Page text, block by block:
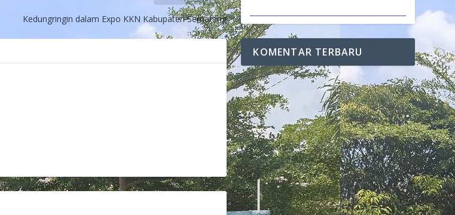
Kedungringin dalam Expo KKN Kabupaten Semarang
KOMENTAR TERBARU